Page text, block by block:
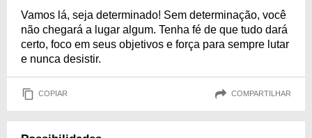
Vamos lá, seja determinado! Sem determinação, você
não chegará a lugar algum. Tenha fé de que tudo dará
certo, foco em seus objetivos e força para sempre lutar
e nunca desistir.
COPIAR COMPARTILHAR